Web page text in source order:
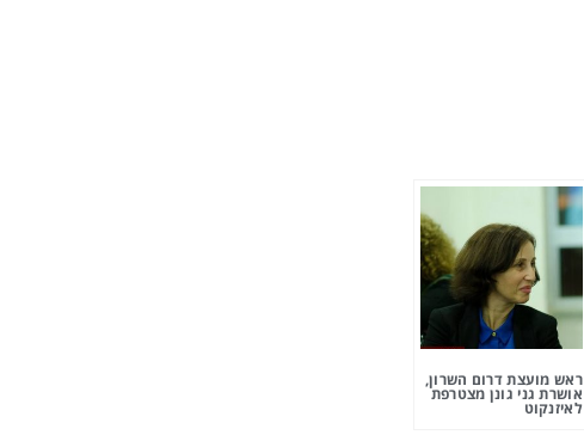
ראש מועצת דרום השרון,
אושרת גני גונן מצטרפת
לאיזנקוט